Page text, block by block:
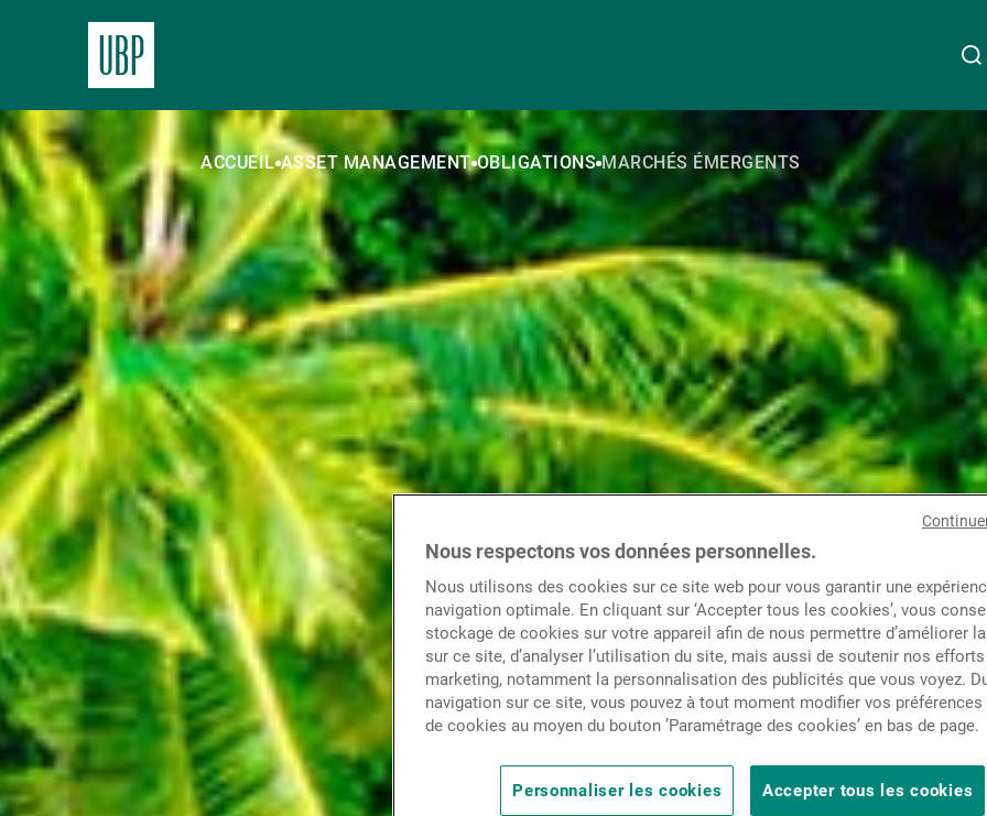
À propos de nous
Wealth Management
Asset Management
Gérants de fortune indépendants
Contacts
Linkedin
Instagram
X Facebook
Youtube
WeChat
Spotify
ACCUEIL ASSET MANAGEMENT OBLIGATIONS MARCHÉS ÉMERGENTS
Nous respectons vos données personnelles.
Nous utilisons des cookies sur ce site web pour vous garantir une
navigation optimale. En cliquant sur ‘Accepter tous les cookies’, vous
stockage de cookies sur votre appareil afin de nous permettre d’améliorer
sur ce site, d’analyser l’utilisation du site, mais aussi de soutenir nos
marketing, notamment la personnalisation des publicités que vous voyez.
navigation sur ce site, vous pouvez à tout moment modifier vos
de cookies au moyen du bouton ’Paramétrage des cookies’ en bas de page.
Personnaliser les cookies Accepter tous les cookies